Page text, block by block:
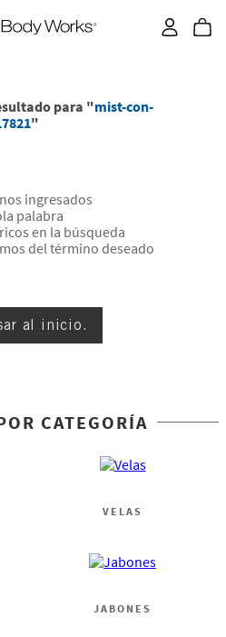
para "mist-con-
"
ingresados
palabra
en la búsqueda
del término deseado
al inicio.
CATEGORÍA
VELAS
JABONES